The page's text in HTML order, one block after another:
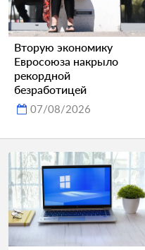
Вторую экономику
Евросоюза накрыло
рекордной
безработицей
07/08/2026